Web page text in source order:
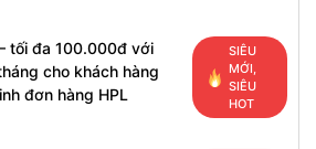
tối đa 100.000đ với
cho khách hàng
đơn hàng HPL
SIÊU
MỚI,
SIÊU
HOT